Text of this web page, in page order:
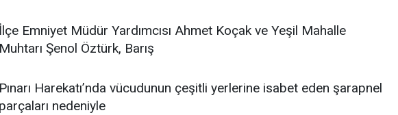
İlçe Emniyet Müdür Yardımcısı Ahmet Koçak ve Yeşil Mahalle
Muhtarı Şenol Öztürk, Barış
Pınarı Harekatı’nda vücudunun çeşitli yerlerine isabet eden şarapnel
parçaları nedeniyle